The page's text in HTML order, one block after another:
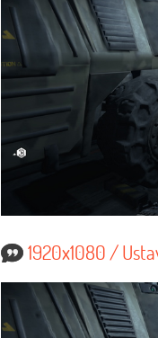
1920x1080 /